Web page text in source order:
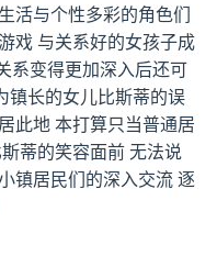
活与个性多彩的角色们
戏 与关系好的女孩子成
系变得更加深入后还可
镇长的女儿比斯蒂的误
此地 本打算只当普通居
蒂的笑容面前 无法说
镇居民们的深入交流 逐